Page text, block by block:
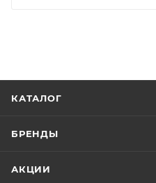
КАТАЛОГ
БРЕНДЫ
АКЦИИ